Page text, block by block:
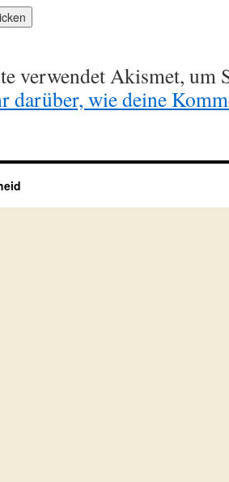
verwendet Akismet, um
darüber, wie deine